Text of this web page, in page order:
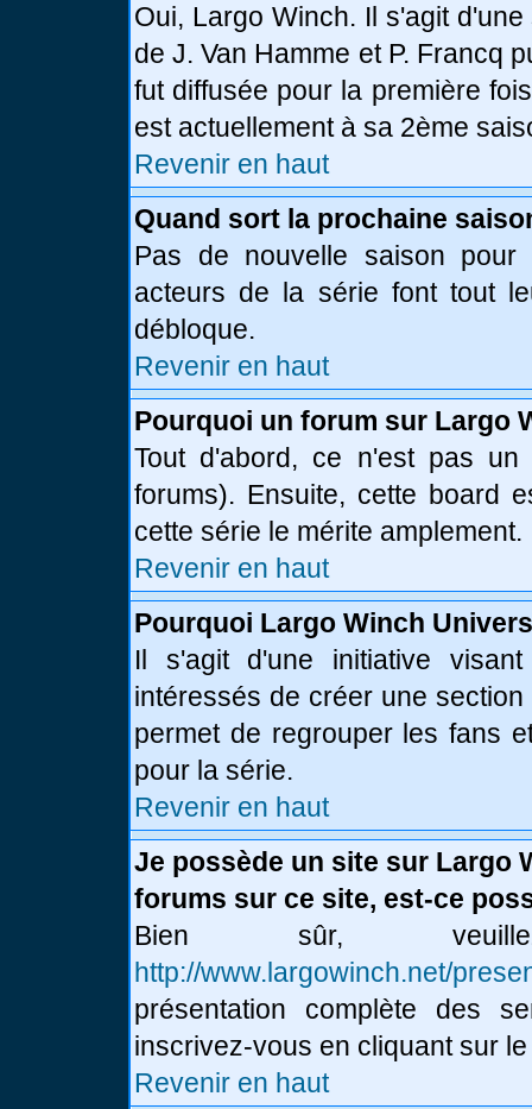
Oui, Largo Winch. Il s'agit
de J. Van Hamme et P. Francq
fut diffusée pour la première
est actuellement à sa 2ème
Revenir en haut
Quand sort la prochaine
Pas de nouvelle saison pour
acteurs de la série font tout
débloque.
Revenir en haut
Pourquoi un forum sur Largo
Tout d'abord, ce n'est pas un
forums). Ensuite, cette board
cette série le mérite amplement.
Revenir en haut
Pourquoi Largo Winch
Il s'agit d'une initiative
intéressés de créer une
permet de regrouper les fans
pour la série.
Revenir en haut
Je possède un site sur Largo
forums sur ce site, est-ce
Bien sûr,
http://www.largowinch.net/
présentation complète des
inscrivez-vous en cliquant sur
Revenir en haut